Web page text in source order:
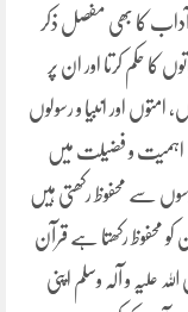
کا بھی مفصل ذکر
کا حکم کرتا اور ان پر
اور انبیا و رسولوں
اہمیت و فضیلت میں
سے محفوظ رکھتی ہیں
محفوظ رکھتا ہے قرآن
و آلہ وسلم اپنی